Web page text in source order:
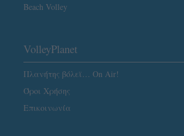
Beach Volley
VolleyPlanet
Πλανήτης βόλεϊ… On Air!
Όροι Χρήσης
Επικοινωνία